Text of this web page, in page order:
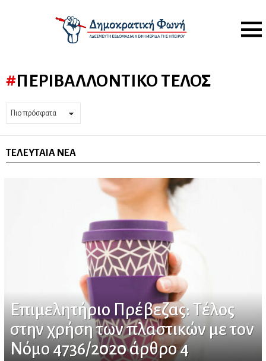
Menu
ΠΕΡΙΒΑΛΛΟΝΤΙΚΌ ΤΈΛΟΣ
ΤΕΛΕΥΤΑΊΑ ΝΈΑ
Επιμελητήριο Πρέβεζας: Τέλος
στην χρήση των πλαστικών με τον
Νόμο 4736/2020 άρθρο 4